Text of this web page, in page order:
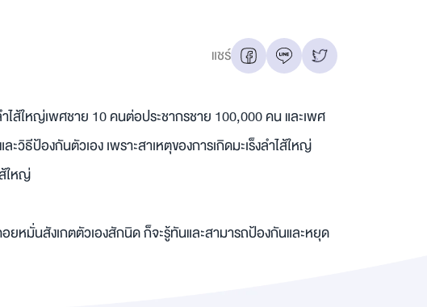
แชร์
ส้ใหญ่เพศชาย 10 คนต่อประชากรชาย 100,000 คน และเพศ
ธีป้องกันตัวเอง เพราะสาเหตุของการเกิดมะเร็งลำไส้ใหญ่
ใหญ่
หมั่นสังเกตตัวเองสักนิด ก็จะรู้ทันและสามารถป้องกันและหยุด